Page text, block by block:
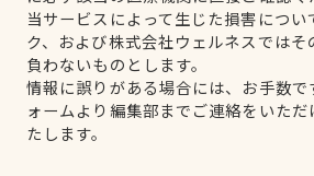
当サービスによって生じた損害につい
ク、および株式会社ウェルネスでは
負わないものとします。
情報に誤りがある場合には、お手数
ォームより編集部までご連絡をいた
たします。